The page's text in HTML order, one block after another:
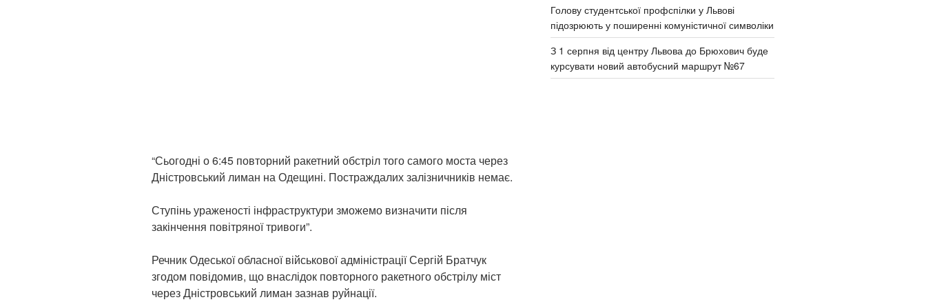
“Сьогодні о 6:45 повторний ракетний обстріл того самого моста через
Дністровський лиман на Одещині. Постраждалих залізничників немає.
Ступінь ураженості інфраструктури зможемо визначити після
закінчення повітряної тривоги”.
Речник Одеської обласної військової адміністрації Сергій Братчук
згодом повідомив, що внаслідок повторного ракетного обстрілу міст
через Дністровський лиман зазнав руйнації.
Голову студентської профспілки у Львові
підозрюють у поширенні комуністичної символіки
З 1 серпня від центру Львова до Брюхович буде
курсувати новий автобусний маршрут №67